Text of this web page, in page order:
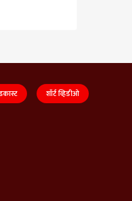
शॉर्ट व्हिडीओ